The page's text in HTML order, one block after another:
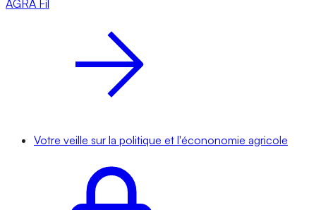
AGRA Fil
Votre veille sur la politique et l'écononomie agricole